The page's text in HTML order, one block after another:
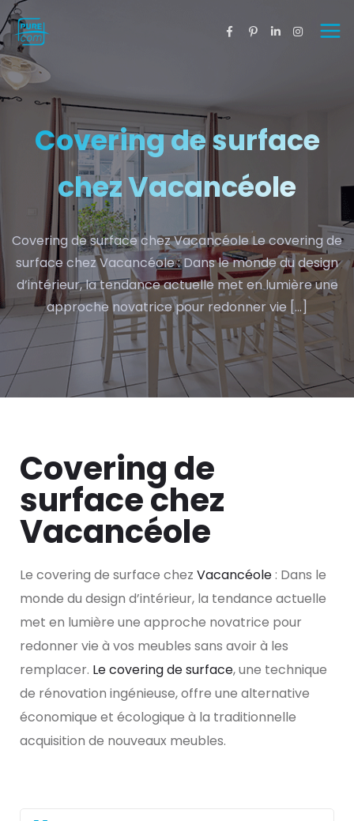
Covering de surface
chez Vacancéole​
Covering de surface chez Vacancéole Le covering de
surface chez Vacancéole : Dans le monde du design
d’intérieur, la tendance actuelle met en lumière une
approche novatrice pour redonner vie […]
Covering de
surface chez
Vacancéole
Le covering de surface chez Vacancéole : Dans le
monde du design d’intérieur, la tendance actuelle
met en lumière une approche novatrice pour
redonner vie à vos meubles sans avoir à les
remplacer. Le covering de surface, une technique
de rénovation ingénieuse, offre une alternative
économique et écologique à la traditionnelle
acquisition de nouveaux meubles.